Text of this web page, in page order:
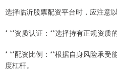
选择临沂股票配资平台时，应注意
* **资质认证：**选择持有正规资质
* **配资比例：**根据自身风险承受
度杠杆。